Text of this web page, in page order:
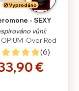
Vyprodáno
- SEXY
vůní:
OPIUM Over Red
(6)
€